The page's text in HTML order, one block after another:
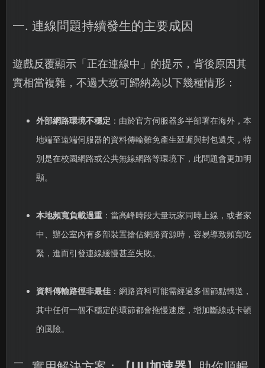
一. 連線問題持續發生的主要成因
遊戲反覆顯示「正在連線中」的提示，背後原因其
實相當複雜，不過大致可歸納為以下幾種情形：
外部網路環境不穩定 ：由於官方伺服器多半部署在海外，本
地端至遠端伺服器的資料傳輸難免產生延遲與封包遺失，特
別是在校園網路或公共無線網路等環境下，此問題會更加明
顯。
本地頻寬負載過重：當高峰時段大量玩家同時上線，或者家
中、辦公室內有多部裝置搶佔網路資源時，容易導致頻寬吃
緊，進而引發連線緩慢甚至失敗。
資料傳輸路徑非最佳：網路資料可能需經過多個節點轉送，
其中任何一個不穩定的環節都會拖慢速度，增加斷線或卡頓
的風險。